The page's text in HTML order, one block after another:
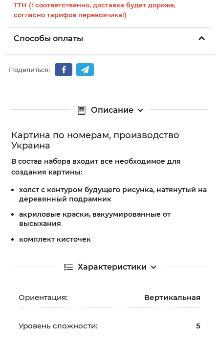
ТТН (! соответственно, доставка будет дороже,
согласно тарифов перевозчика!)
Способы оплаты
Поделиться:
Описание
Картина по номерам, производство
Украина
В состав набора входит все необходимое для
создания картины:
холст с контуром будущего рисунка, натянутый на
деревянный подрамник
акриловые краски, вакуумированные от
высыхания
комплект кисточек
Характеристики
Ориентация: Вертикальная
Уровень сложности: 5